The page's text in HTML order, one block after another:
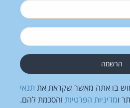
בו אתה מאשר שקראת את תנאי
ומדיניות הפרטיות והסכמת להם.